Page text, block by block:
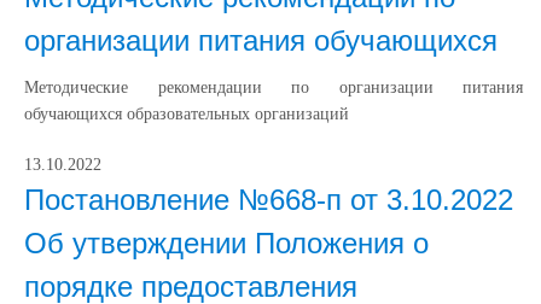
организации питания обучающихся
Методические рекомендации по организации питания
обучающихся образовательных организаций
13.10.2022
Постановление №668-п от 3.10.2022
Об утверждении Положения о
порядке предоставления